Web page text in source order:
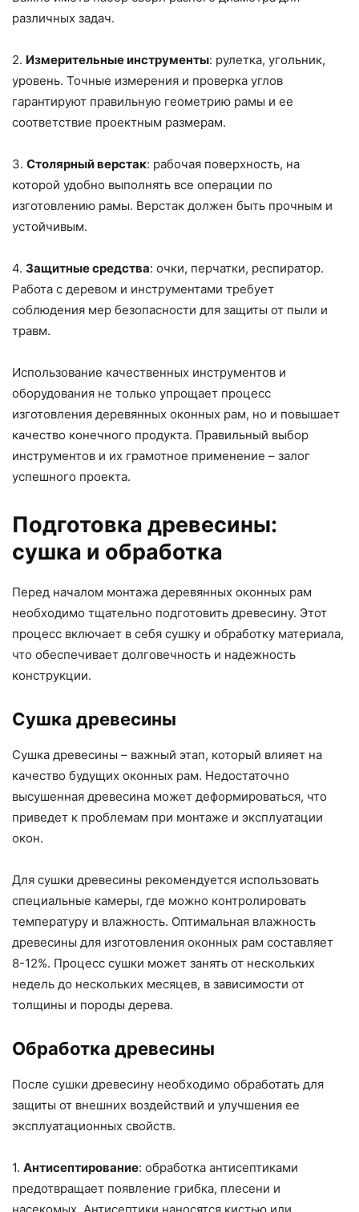
различных задач.
2. Измерительные инструменты: рулетка, угольник,
уровень. Точные измерения и проверка углов
гарантируют правильную геометрию рамы и ее
соответствие проектным размерам.
3. Столярный верстак: рабочая поверхность, на
которой удобно выполнять все операции по
изготовлению рамы. Верстак должен быть прочным и
устойчивым.
4. Защитные средства: очки, перчатки, респиратор.
Работа с деревом и инструментами требует
соблюдения мер безопасности для защиты от пыли и
травм.
Использование качественных инструментов и
оборудования не только упрощает процесс
изготовления деревянных оконных рам, но и повышает
качество конечного продукта. Правильный выбор
инструментов и их грамотное применение – залог
успешного проекта.
Подготовка древесины:
сушка и обработка
Перед началом монтажа деревянных оконных рам
необходимо тщательно подготовить древесину. Этот
процесс включает в себя сушку и обработку материала,
что обеспечивает долговечность и надежность
конструкции.
Сушка древесины
Сушка древесины – важный этап, который влияет на
качество будущих оконных рам. Недостаточно
высушенная древесина может деформироваться, что
приведет к проблемам при монтаже и эксплуатации
окон.
Для сушки древесины рекомендуется использовать
специальные камеры, где можно контролировать
температуру и влажность. Оптимальная влажность
древесины для изготовления оконных рам составляет
8-12%. Процесс сушки может занять от нескольких
недель до нескольких месяцев, в зависимости от
толщины и породы дерева.
Обработка древесины
После сушки древесину необходимо обработать для
защиты от внешних воздействий и улучшения ее
эксплуатационных свойств.
1. Антисептирование: обработка антисептиками
предотвращает появление грибка, плесени и